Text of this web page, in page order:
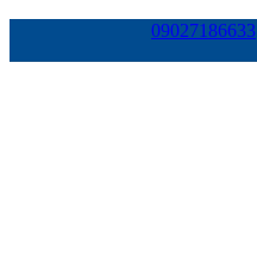
09027186633